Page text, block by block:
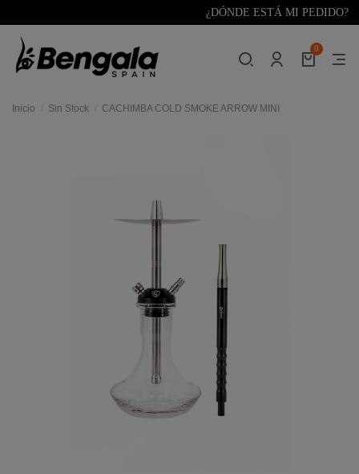
¿DÓNDE ESTÁ MI PEDIDO?
0
Inicio Sin Stock CACHIMBA COLD SMOKE ARROW MINI